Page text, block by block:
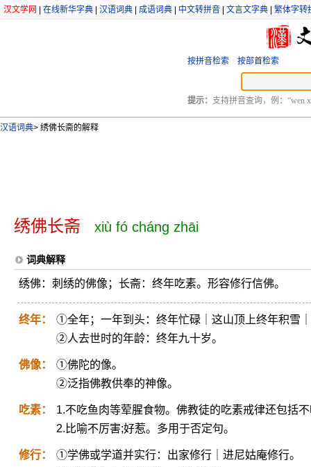
汉文学网 在线新华字典 汉语词典 成语词典 中文转拼音 文言文字典 繁体字转
按拼音检索 按部首检索
提示： 支持拼音查询，例：“wen
汉语词典> 绣佛长斋的解释
绣佛长斋 xiù fó cháng zhāi
词典解释
绣佛：刺绣的佛像；长斋：终年吃素。形容修行信佛。
终年：
①全年；一年到头：终年忙碌｜这山顶上终年积雪
②人去世时的年龄：终年九十岁。
佛像：
①佛陀的像。
②泛指佛教供奉的神像。
吃素：
1.不吃鱼肉等荤腥食物。佛教徒的吃素戒律还包括
2.比喻不厉害;好惹。多用于否定句。
修行：
①学佛或学道并实行：出家修行｜进尼姑庵修行。